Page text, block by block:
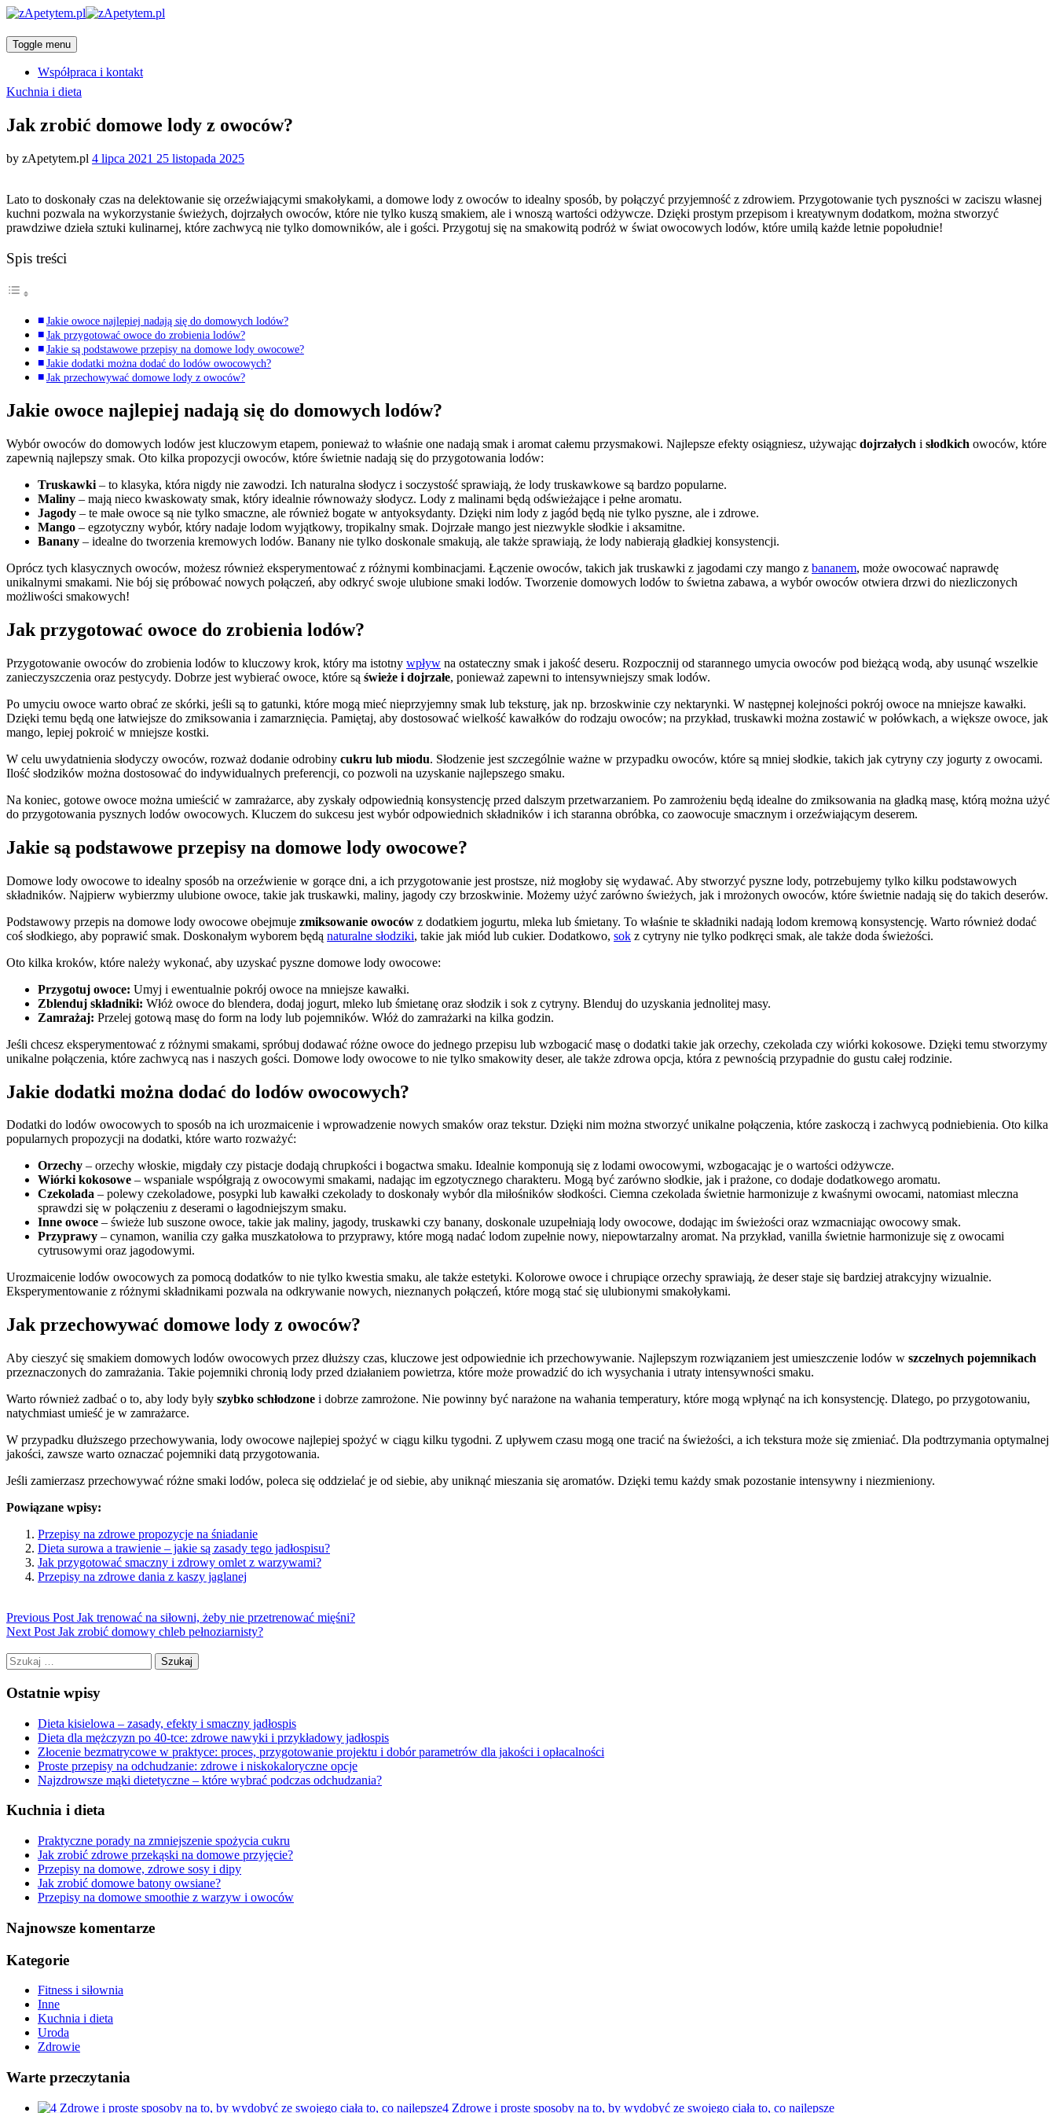
Toggle menu
Współpraca i kontakt
Categories
Kuchnia i dieta
Jak zrobić domowe lody z owoców?
by zApetytem.pl Posted
4 lipca 2021 25 listopada 2025
Lato to doskonały czas na delektowanie się orzeźwiającymi smakołykami, a domowe lody z owoców to idealny sposób, by połączyć przyjemność z zdrowiem. Przygotowanie tych pyszności w zaciszu własnej
kuchni pozwala na wykorzystanie świeżych, dojrzałych owoców, które nie tylko kuszą smakiem, ale i wnoszą wartości odżywcze. Dzięki prostym przepisom i kreatywnym dodatkom, można stworzyć
prawdziwe dzieła sztuki kulinarnej, które zachwycą nie tylko domowników, ale i gości. Przygotuj się na smakowitą podróż w świat owocowych lodów, które umilą każde letnie popołudnie!
Spis treści
Jakie owoce najlepiej nadają się do domowych lodów?
Jak przygotować owoce do zrobienia lodów?
Jakie są podstawowe przepisy na domowe lody owocowe?
Jakie dodatki można dodać do lodów owocowych?
Jak przechowywać domowe lody z owoców?
Jakie owoce najlepiej nadają się do domowych lodów?
Wybór owoców do domowych lodów jest kluczowym etapem, ponieważ to właśnie one nadają smak i aromat całemu przysmakowi. Najlepsze efekty osiągniesz, używając dojrzałych i słodkich owoców, które
zapewnią najlepszy smak. Oto kilka propozycji owoców, które świetnie nadają się do przygotowania lodów:
Truskawki – to klasyka, która nigdy nie zawodzi. Ich naturalna słodycz i soczystość sprawiają, że lody truskawkowe są bardzo popularne.
Maliny – mają nieco kwaskowaty smak, który idealnie równoważy słodycz. Lody z malinami będą odświeżające i pełne aromatu.
Jagody – te małe owoce są nie tylko smaczne, ale również bogate w antyoksydanty. Dzięki nim lody z jagód będą nie tylko pyszne, ale i zdrowe.
Mango – egzotyczny wybór, który nadaje lodom wyjątkowy, tropikalny smak. Dojrzałe mango jest niezwykle słodkie i aksamitne.
Banany – idealne do tworzenia kremowych lodów. Banany nie tylko doskonale smakują, ale także sprawiają, że lody nabierają gładkiej konsystencji.
Oprócz tych klasycznych owoców, możesz również eksperymentować z różnymi kombinacjami. Łączenie owoców, takich jak truskawki z jagodami czy mango z bananem, może owocować naprawdę
unikalnymi smakami. Nie bój się próbować nowych połączeń, aby odkryć swoje ulubione smaki lodów. Tworzenie domowych lodów to świetna zabawa, a wybór owoców otwiera drzwi do niezliczonych
możliwości smakowych!
Jak przygotować owoce do zrobienia lodów?
Przygotowanie owoców do zrobienia lodów to kluczowy krok, który ma istotny wpływ na ostateczny smak i jakość deseru. Rozpocznij od starannego umycia owoców pod bieżącą wodą, aby usunąć wszelkie
zanieczyszczenia oraz pestycydy. Dobrze jest wybierać owoce, które są świeże i dojrzałe, ponieważ zapewni to intensywniejszy smak lodów.
Po umyciu owoce warto obrać ze skórki, jeśli są to gatunki, które mogą mieć nieprzyjemny smak lub teksturę, jak np. brzoskwinie czy nektarynki. W następnej kolejności pokrój owoce na mniejsze kawałki.
Dzięki temu będą one łatwiejsze do zmiksowania i zamarznięcia. Pamiętaj, aby dostosować wielkość kawałków do rodzaju owoców; na przykład, truskawki można zostawić w połówkach, a większe owoce, jak
mango, lepiej pokroić w mniejsze kostki.
W celu uwydatnienia słodyczy owoców, rozważ dodanie odrobiny cukru lub miodu. Słodzenie jest szczególnie ważne w przypadku owoców, które są mniej słodkie, takich jak cytryny czy jogurty z owocami.
Ilość słodzików można dostosować do indywidualnych preferencji, co pozwoli na uzyskanie najlepszego smaku.
Na koniec, gotowe owoce można umieścić w zamrażarce, aby zyskały odpowiednią konsystencję przed dalszym przetwarzaniem. Po zamrożeniu będą idealne do zmiksowania na gładką masę, którą można użyć
do przygotowania pysznych lodów owocowych. Kluczem do sukcesu jest wybór odpowiednich składników i ich staranna obróbka, co zaowocuje smacznym i orzeźwiającym deserem.
Jakie są podstawowe przepisy na domowe lody owocowe?
Domowe lody owocowe to idealny sposób na orzeźwienie w gorące dni, a ich przygotowanie jest prostsze, niż mogłoby się wydawać. Aby stworzyć pyszne lody, potrzebujemy tylko kilku podstawowych
składników. Najpierw wybierzmy ulubione owoce, takie jak truskawki, maliny, jagody czy brzoskwinie. Możemy użyć zarówno świeżych, jak i mrożonych owoców, które świetnie nadają się do takich deserów.
Podstawowy przepis na domowe lody owocowe obejmuje zmiksowanie owoców z dodatkiem jogurtu, mleka lub śmietany. To właśnie te składniki nadają lodom kremową konsystencję. Warto również dodać
coś słodkiego, aby poprawić smak. Doskonałym wyborem będą naturalne słodziki, takie jak miód lub cukier. Dodatkowo, sok z cytryny nie tylko podkręci smak, ale także doda świeżości.
Oto kilka kroków, które należy wykonać, aby uzyskać pyszne domowe lody owocowe:
Przygotuj owoce: Umyj i ewentualnie pokrój owoce na mniejsze kawałki.
Zblenduj składniki: Włóż owoce do blendera, dodaj jogurt, mleko lub śmietanę oraz słodzik i sok z cytryny. Blenduj do uzyskania jednolitej masy.
Zamrażaj: Przelej gotową masę do form na lody lub pojemników. Włóż do zamrażarki na kilka godzin.
Jeśli chcesz eksperymentować z różnymi smakami, spróbuj dodawać różne owoce do jednego przepisu lub wzbogacić masę o dodatki takie jak orzechy, czekolada czy wiórki kokosowe. Dzięki temu stworzymy
unikalne połączenia, które zachwycą nas i naszych gości. Domowe lody owocowe to nie tylko smakowity deser, ale także zdrowa opcja, która z pewnością przypadnie do gustu całej rodzinie.
Jakie dodatki można dodać do lodów owocowych?
Dodatki do lodów owocowych to sposób na ich urozmaicenie i wprowadzenie nowych smaków oraz tekstur. Dzięki nim można stworzyć unikalne połączenia, które zaskoczą i zachwycą podniebienia. Oto kilka
popularnych propozycji na dodatki, które warto rozważyć:
Orzechy – orzechy włoskie, migdały czy pistacje dodają chrupkości i bogactwa smaku. Idealnie komponują się z lodami owocowymi, wzbogacając je o wartości odżywcze.
Wiórki kokosowe – wspaniale współgrają z owocowymi smakami, nadając im egzotycznego charakteru. Mogą być zarówno słodkie, jak i prażone, co dodaje dodatkowego aromatu.
Czekolada – polewy czekoladowe, posypki lub kawałki czekolady to doskonały wybór dla miłośników słodkości. Ciemna czekolada świetnie harmonizuje z kwaśnymi owocami, natomiast mleczna
sprawdzi się w połączeniu z deserami o łagodniejszym smaku.
Inne owoce – świeże lub suszone owoce, takie jak maliny, jagody, truskawki czy banany, doskonale uzupełniają lody owocowe, dodając im świeżości oraz wzmacniając owocowy smak.
Przyprawy – cynamon, wanilia czy gałka muszkatołowa to przyprawy, które mogą nadać lodom zupełnie nowy, niepowtarzalny aromat. Na przykład, vanilla świetnie harmonizuje się z owocami
cytrusowymi oraz jagodowymi.
Urozmaicenie lodów owocowych za pomocą dodatków to nie tylko kwestia smaku, ale także estetyki. Kolorowe owoce i chrupiące orzechy sprawiają, że deser staje się bardziej atrakcyjny wizualnie.
Eksperymentowanie z różnymi składnikami pozwala na odkrywanie nowych, nieznanych połączeń, które mogą stać się ulubionymi smakołykami.
Jak przechowywać domowe lody z owoców?
Aby cieszyć się smakiem domowych lodów owocowych przez dłuższy czas, kluczowe jest odpowiednie ich przechowywanie. Najlepszym rozwiązaniem jest umieszczenie lodów w szczelnych pojemnikach
przeznaczonych do zamrażania. Takie pojemniki chronią lody przed działaniem powietrza, które może prowadzić do ich wysychania i utraty intensywności smaku.
Warto również zadbać o to, aby lody były szybko schłodzone i dobrze zamrożone. Nie powinny być narażone na wahania temperatury, które mogą wpłynąć na ich konsystencję. Dlatego, po przygotowaniu,
natychmiast umieść je w zamrażarce.
W przypadku dłuższego przechowywania, lody owocowe najlepiej spożyć w ciągu kilku tygodni. Z upływem czasu mogą one tracić na świeżości, a ich tekstura może się zmieniać. Dla podtrzymania optymalnej
jakości, zawsze warto oznaczać pojemniki datą przygotowania.
Jeśli zamierzasz przechowywać różne smaki lodów, poleca się oddzielać je od siebie, aby uniknąć mieszania się aromatów. Dzięki temu każdy smak pozostanie intensywny i niezmieniony.
Powiązane wpisy:
Przepisy na zdrowe propozycje na śniadanie
Dieta surowa a trawienie – jakie są zasady tego jadłospisu?
Jak przygotować smaczny i zdrowy omlet z warzywami?
Przepisy na zdrowe dania z kaszy jaglanej
Previous Post Jak trenować na siłowni, żeby nie przetrenować mięśni?
Next Post Jak zrobić domowy chleb pełnoziarnisty?
Szukaj:
Ostatnie wpisy
Dieta kisielowa – zasady, efekty i smaczny jadłospis
Dieta dla mężczyzn po 40-tce: zdrowe nawyki i przykładowy jadłospis
Złocenie bezmatrycowe w praktyce: proces, przygotowanie projektu i dobór parametrów dla jakości i opłacalności
Proste przepisy na odchudzanie: zdrowe i niskokaloryczne opcje
Najzdrowsze mąki dietetyczne – które wybrać podczas odchudzania?
Kuchnia i dieta
Praktyczne porady na zmniejszenie spożycia cukru
Jak zrobić zdrowe przekąski na domowe przyjęcie?
Przepisy na domowe, zdrowe sosy i dipy
Jak zrobić domowe batony owsiane?
Przepisy na domowe smoothie z warzyw i owoców
Najnowsze komentarze
Kategorie
Fitness i siłownia
Inne
Kuchnia i dieta
Uroda
Zdrowie
Warte przeczytania
4 Zdrowe i proste sposoby na to, by wydobyć ze swojego ciała to, co najlepsze